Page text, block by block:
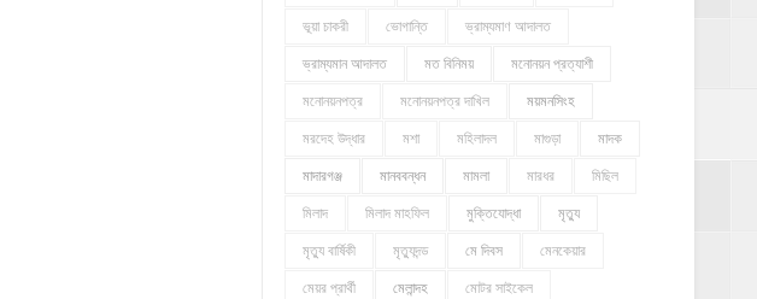
ভূয়া চাকরী ভোগান্তি ভ্রাম্যমাণ আদালত
ভ্রাম্যমান আদালত মত বিনিময় মনোনয়ন প্রত্যাশী
মনোনয়নপত্র মনোনয়নপত্র দাখিল ময়মনসিংহ
মরদেহ উদ্ধার মশা মহিলাদল মাগুড়া মাদক
মাদারগঞ্জ মানববন্ধন মামলা মারধর মিছিল
মিলাদ মিলাদ মাহফিল মুক্তিযোদ্ধা মৃত্যু
মৃত্যু বার্ষিকী মৃত্যুদন্ড মে দিবস মেনকেয়ার
মেয়র প্রার্থী মেলান্দহ মোটর সাইকেল